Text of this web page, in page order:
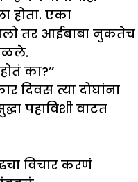
होता. एका
तर आईबाबा नुकतेच
का?’’
दिवस त्या दोघांना
पहाविशी वाटत
विचार करणं